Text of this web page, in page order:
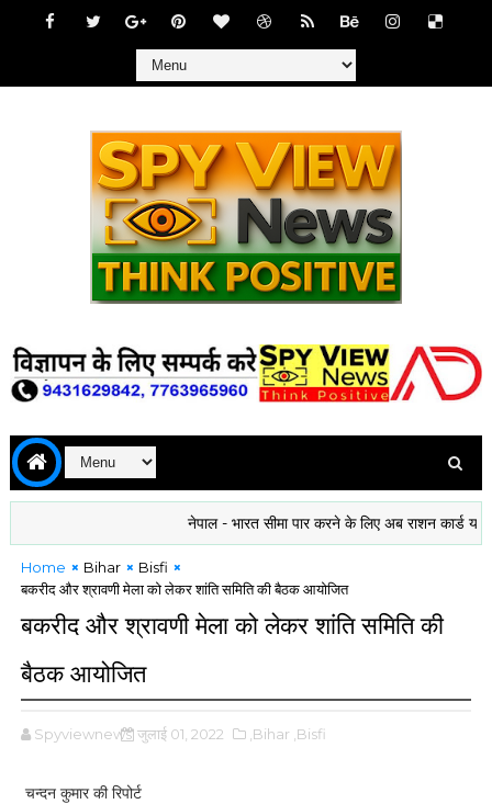
नेपाल - भारत सीमा पार करने के लिए अब राशन कार्ड या बैंकिंग
Home Bihar
Bisfi
बकरीद और श्रावणी मेला को लेकर शांति समिति की बैठक आयोजित
बकरीद और श्रावणी मेला को लेकर शांति समिति की
बैठक आयोजित
Spyviewnews जुलाई 01, 2022 ,Bihar ,Bisfi
चन्दन कुमार की रिपोर्ट